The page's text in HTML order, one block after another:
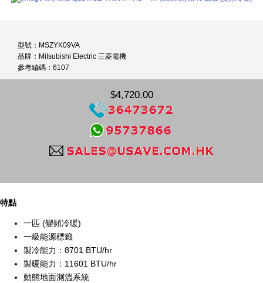
型號：MSZYK09VA
品牌：Mitsubishi Electric 三菱電機
參考編碼：6107
$4,720.00
特點
一匹 (變頻冷暖)
一級能源標籤
製冷能力：8701 BTU/hr
製暖能力：11601 BTU/hr
動態地面測溫系統